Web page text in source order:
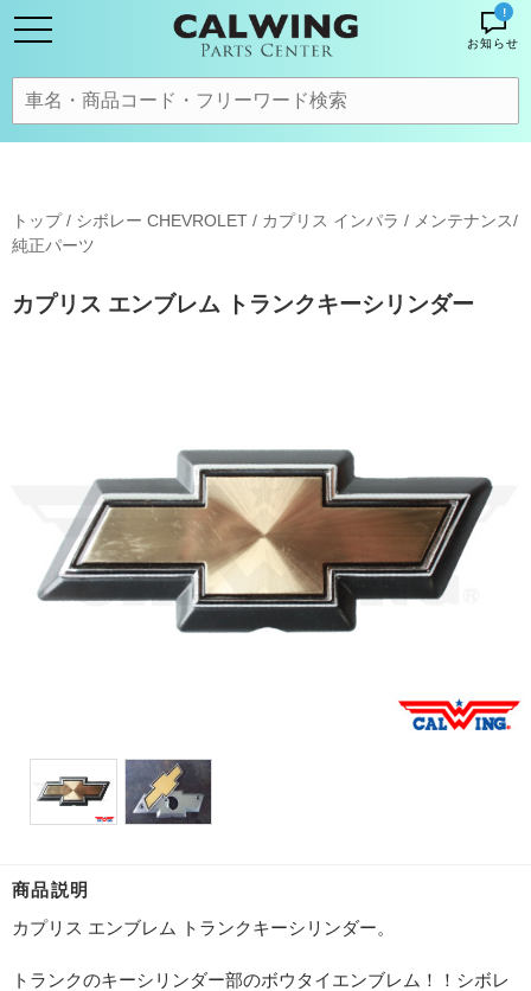
!
お知らせ
トップ/ シボレー CHEVROLET / カプリス インパラ / メンテナンス/
純正パーツ
カプリス エンブレム トランクキーシリンダー
商品説明
カプリス エンブレム トランクキーシリンダー。
トランクのキーシリンダー部のボウタイエンブレム！！シボレ